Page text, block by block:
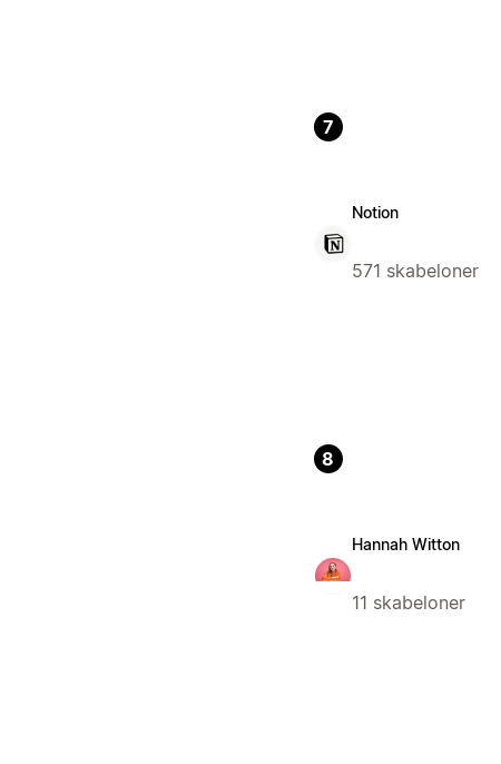
7
Notion
571 skabeloner
8
Hannah Witton
11 skabeloner